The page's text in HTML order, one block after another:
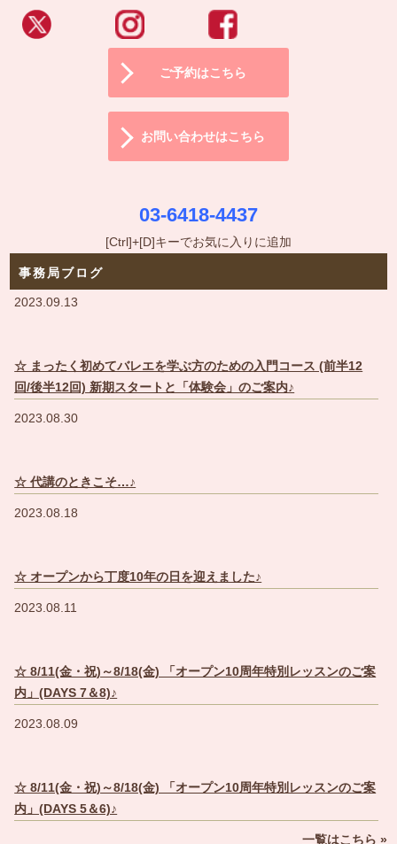
ご予約はこちら
お問い合わせはこちら
03-6418-4437
[Ctrl]+[D]キーでお気に入りに追加
事務局ブログ
2023.09.13
☆ まったく初めてバレエを学ぶ方のための入門コース (前半12
回/後半12回) 新期スタートと「体験会」のご案内♪
2023.08.30
☆ 代講のときこそ…♪
2023.08.18
☆ オープンから丁度10年の日を迎えました♪
2023.08.11
☆ 8/11(金・祝)～8/18(金) 「オープン10周年特別レッスンのご案
内」(DAYS 7＆8)♪
2023.08.09
☆ 8/11(金・祝)～8/18(金) 「オープン10周年特別レッスンのご案
内」(DAYS 5＆6)♪
一覧はこちら »